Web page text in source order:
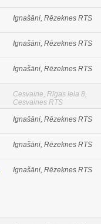
Ignašāni, Rēzeknes RTS
Ignašāni, Rēzeknes RTS
Ignašāni, Rēzeknes RTS
Cesvaine, Rīgas iela 8,
Cesvaines RTS
Ignašāni, Rēzeknes RTS
Ignašāni, Rēzeknes RTS
Ignašāni, Rēzeknes RTS